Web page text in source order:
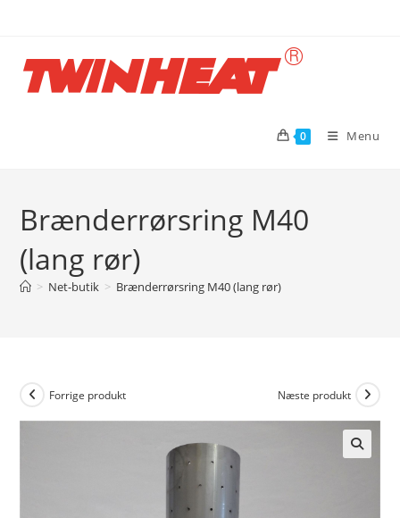
content
0 Menu
Brænderrørsring M40
(lang rør)
> Net-butik > Brænderrørsring M40 (lang rør)
Forrige produkt Næste produkt